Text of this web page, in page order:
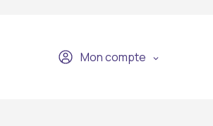
Mon compte